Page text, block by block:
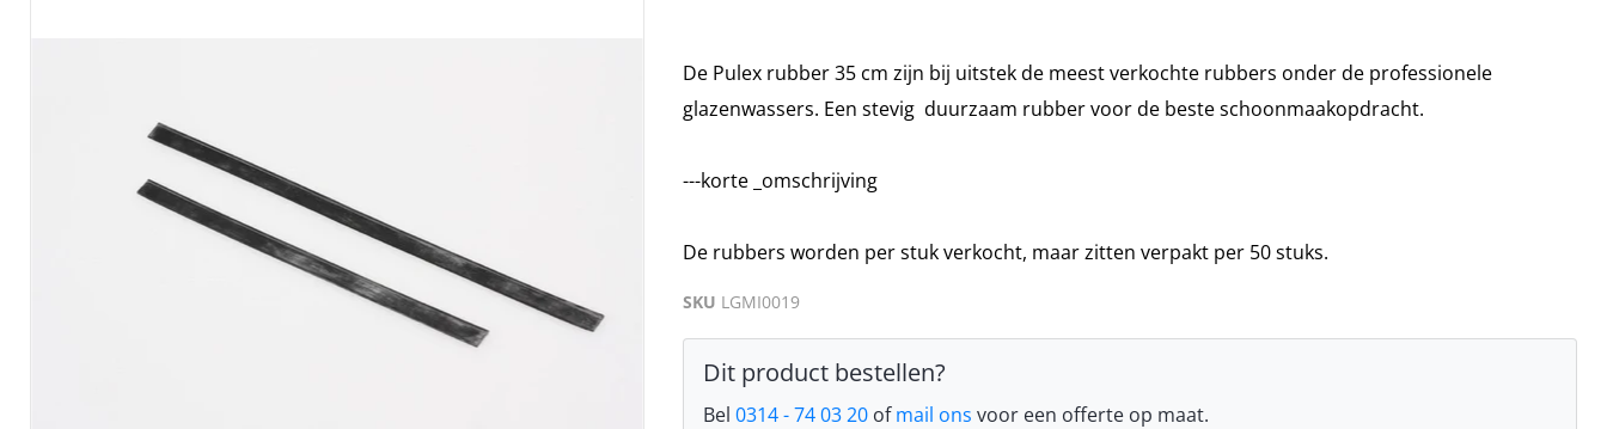
De Pulex rubber 35 cm zijn bij uitstek de meest verkochte rubbers onder de professionele
glazenwassers. Een stevig duurzaam rubber voor de beste schoonmaakopdracht.
---korte _omschrijving
De rubbers worden per stuk verkocht, maar zitten verpakt per 50 stuks.
SKU LGMI0019
Dit product bestellen?
Bel 0314 - 74 03 20ofmail ons voor een offerte op maat.